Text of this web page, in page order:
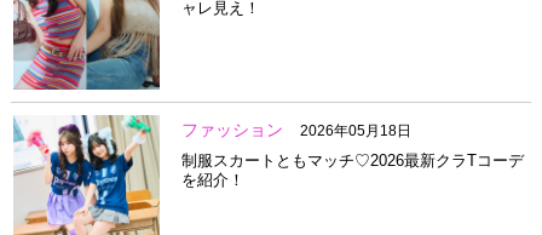
ャレ見え！
ファッション 2026年05月18日
制服スカートともマッチ♡2026最新クラTコーデ
を紹介！